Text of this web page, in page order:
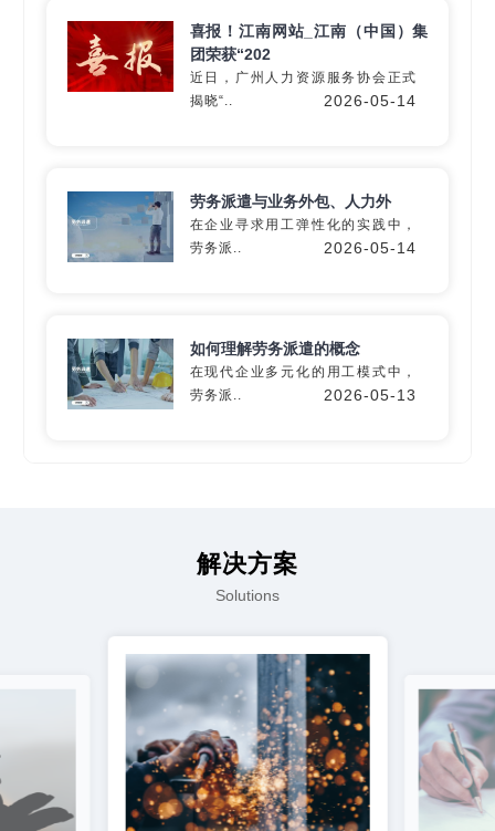
深入60+细分行业
喜报！江南网站_江南（中国）集
团荣获“202
近日，广州人力资源服务协会正式
揭晓“..
2026-05-14
劳务派遣与业务外包、人力外
在企业寻求用工弹性化的实践中，
劳务派..
2026-05-14
如何理解劳务派遣的概念
在现代企业多元化的用工模式中，
劳务派..
2026-05-13
解决方案
Solutions